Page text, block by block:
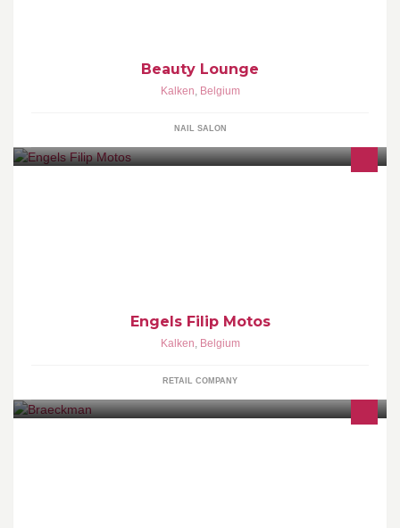
Beauty Lounge
Kalken, Belgium
NAIL SALON
Engels Filip Motos
Kalken, Belgium
RETAIL COMPANY